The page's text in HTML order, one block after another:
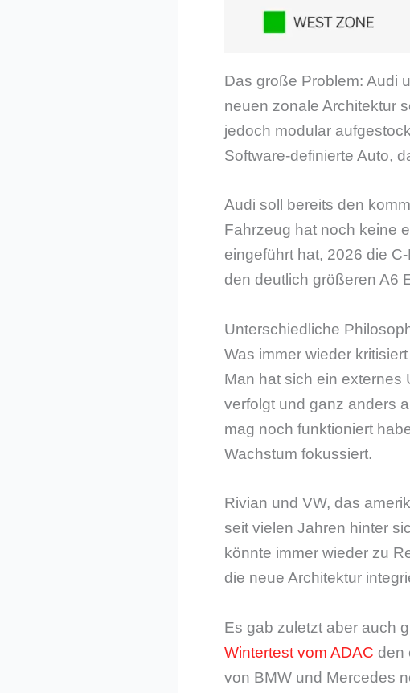
Das große Problem: Audi
neuen zonale Architektur
jedoch modular
Software-definierte Auto,
Audi soll bereits den
Fahrzeug hat noch keine
eingeführt hat, 2026 die
den deutlich größeren A6
Unterschiedliche
Was immer wieder
Man hat sich ein externes
verfolgt und ganz anders
mag noch funktioniert
Wachstum fokussiert.
Rivian und VW, das
seit vielen Jahren hinter
könnte immer wieder zu
die neue Architektur
Es gab zuletzt aber auch
Wintertest vom ADAC den
von BMW und Mercedes